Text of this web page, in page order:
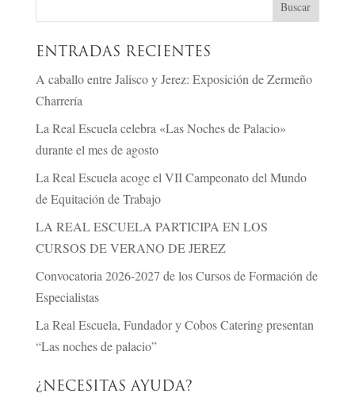
ENTRADAS RECIENTES
A caballo entre Jalisco y Jerez: Exposición de Zermeño
Charrería
La Real Escuela celebra «Las Noches de Palacio»
durante el mes de agosto
La Real Escuela acoge el VII Campeonato del Mundo
de Equitación de Trabajo
LA REAL ESCUELA PARTICIPA EN LOS
CURSOS DE VERANO DE JEREZ
Convocatoria 2026-2027 de los Cursos de Formación de
Especialistas
La Real Escuela, Fundador y Cobos Catering presentan
“Las noches de palacio”
¿NECESITAS AYUDA?